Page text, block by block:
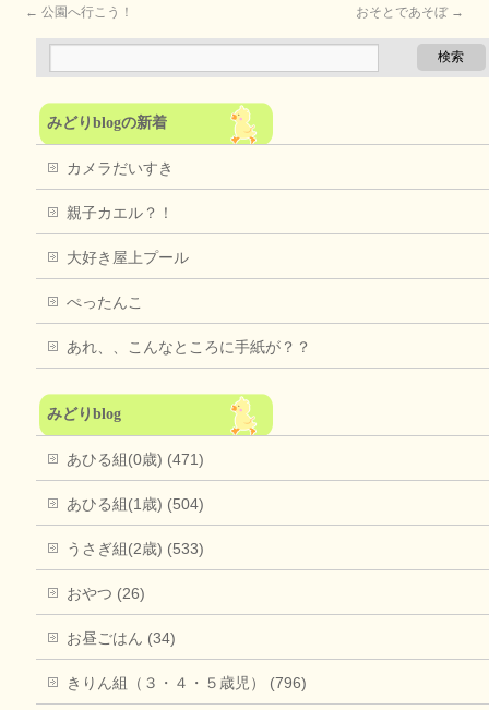
← 公園へ行こう！ おそとであそぼ →
みどりblogの新着
カメラだいすき
親子カエル？！
大好き屋上プール
ぺったんこ
あれ、、こんなところに手紙が？？
みどりblog
あひる組(0歳) (471)
あひる組(1歳) (504)
うさぎ組(2歳) (533)
おやつ (26)
お昼ごはん (34)
きりん組（３・４・５歳児） (796)